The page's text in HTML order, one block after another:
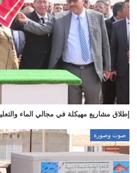
إطلاق مشاريع مهيكلة في مجالي الماء
صوت وصورة